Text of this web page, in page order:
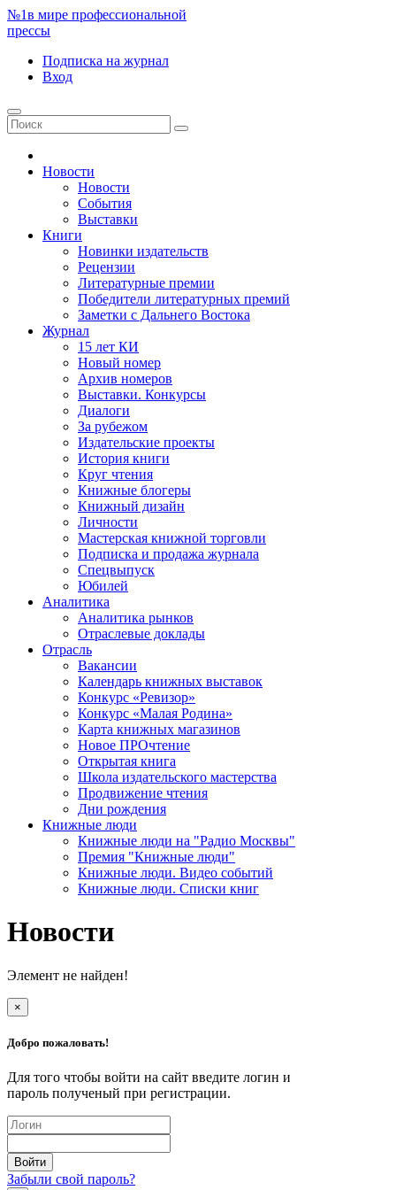
№1в мире профессиональной
прессы
Подписка на журнал
Вход
Новости
Новости
События
Выставки
Книги
Новинки издательств
Рецензии
Литературные премии
Победители литературных премий
Заметки с Дальнего Востока
Журнал
15 лет КИ
Новый номер
Архив номеров
Выставки. Конкурсы
Диалоги
За рубежом
Издательские проекты
История книги
Круг чтения
Книжные блогеры
Книжный дизайн
Личности
Мастерская книжной торговли
Подписка и продажа журнала
Спецвыпуск
Юбилей
Аналитика
Аналитика рынков
Отраслевые доклады
Отрасль
Вакансии
Календарь книжных выставок
Конкурс «Ревизор»
Конкурс «Малая Родина»
Карта книжных магазинов
Новое ПРОчтение
Открытая книга
Школа издательского мастерства
Продвижение чтения
Дни рождения
Книжные люди
Книжные люди на "Радио Москвы"
Премия "Книжные люди"
Книжные люди. Видео событий
Книжные люди. Списки книг
Новости
Элемент не найден!
×
Добро пожаловать!
Для того чтобы войти на сайт введите логин и
пароль полученый при регистрации.
Забыли свой пароль?